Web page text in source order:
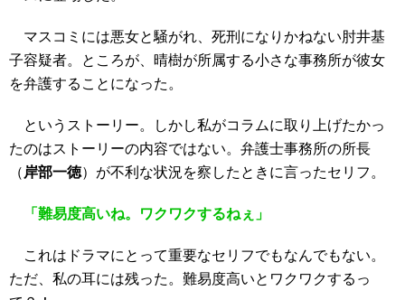
マスコミには悪女と騒がれ、死刑になりかねない肘井基
子容疑者。ところが、晴樹が所属する小さな事務所が彼女
を弁護することになった。
というストーリー。しかし私がコラムに取り上げたかっ
たのはストーリーの内容ではない。弁護士事務所の所長
（ 岸部一徳）が不利な状況を察したときに言ったセリフ。
「難易度高いね。ワクワクするねぇ」
これはドラマにとって重要なセリフでもなんでもない。
ただ、私の耳には残った。難易度高いとワクワクするっ